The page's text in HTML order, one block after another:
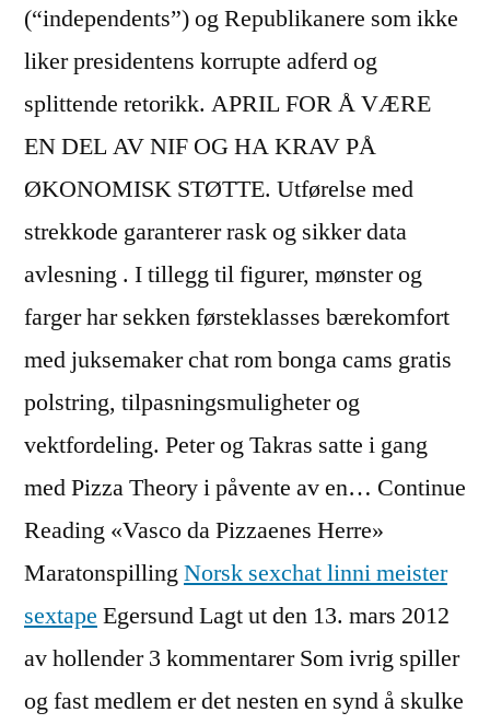
(“independents”) og Republikanere som ikke
liker presidentens korrupte adferd og
splittende retorikk. APRIL FOR Å VÆRE
EN DEL AV NIF OG HA KRAV PÅ
ØKONOMISK STØTTE. Utførelse med
strekkode garanterer rask og sikker data
avlesning . I tillegg til figurer, mønster og
farger har sekken førsteklasses bærekomfort
med juksemaker chat rom bonga cams gratis
polstring, tilpasningsmuligheter og
vektfordeling. Peter og Takras satte i gang
med Pizza Theory i påvente av en… Continue
Reading «Vasco da Pizzaenes Herre»
MaratonspillingNorsk sexchat linni meister
sextape Egersund Lagt ut den 13. mars 2012
av hollender 3 kommentarer Som ivrig spiller
og fast medlem er det nesten en synd å skulke